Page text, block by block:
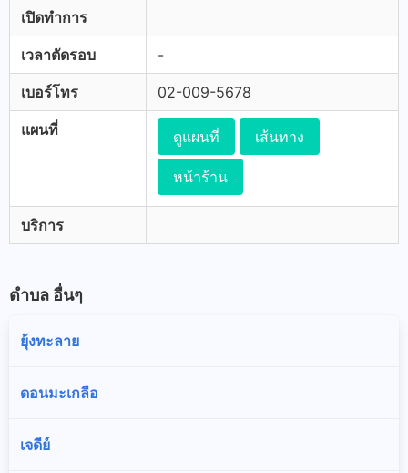
เปิดทำการ
เวลาตัดรอบ -
เบอร์โทร 02-009-5678
แผนที่ ดูแผนที่ เส้นทาง
หน้าร้าน
บริการ
ตำบล อื่นๆ
ยุ้งทะลาย
ดอนมะเกลือ
เจดีย์